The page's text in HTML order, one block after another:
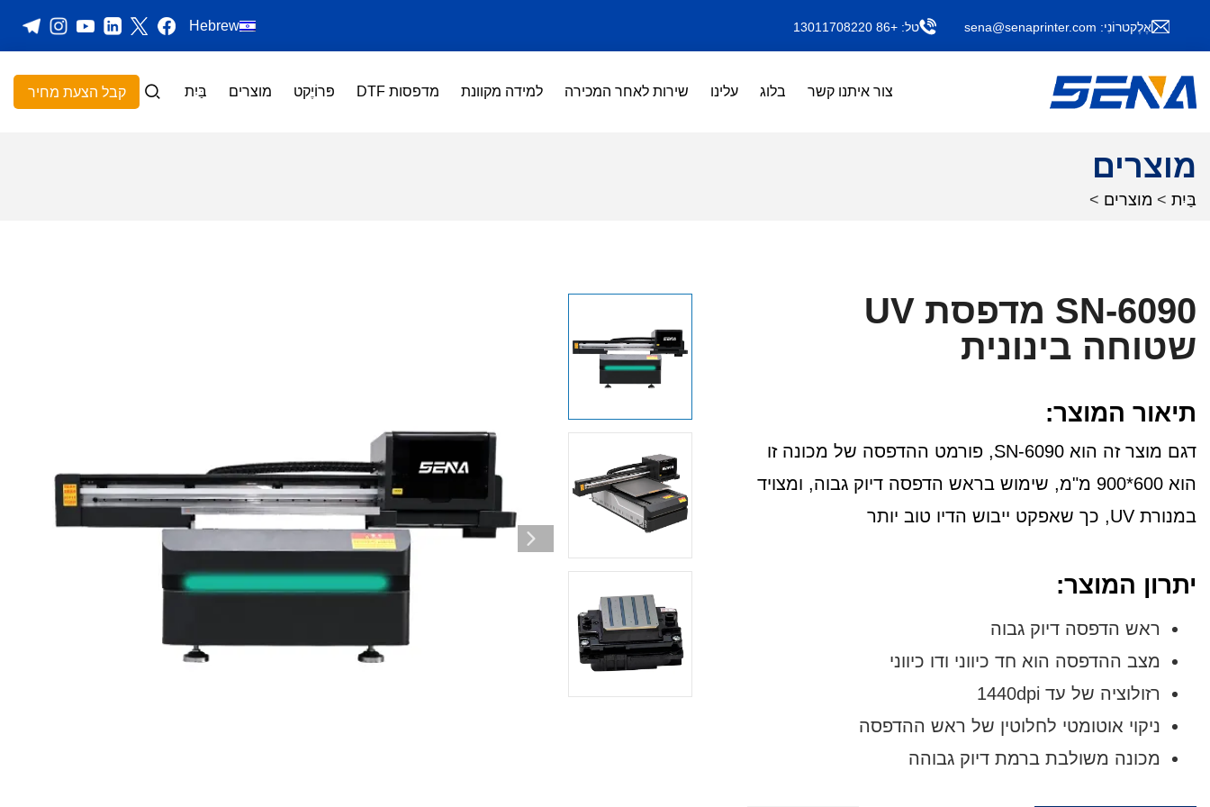
אֶלֶקטרוֹנִי: sena@senaprinter.com טל: +86 13011708220
Hebrew
בַּיִת מוצרים פּרוֹיֶקט מדפסות DTF למידה מקוונת שירות לאחר המכירה עלינו בלוג צור איתנו קשר קבל הצעת מחיר
מוצרים
בַּיִת > מוצרים >
SN-6090 מדפסת UV
שטוחה בינונית
תיאור המוצר:
דגם מוצר זה הוא SN-6090, פורמט ההדפסה של מכונה זו
הוא 600*900 מ"מ, שימוש בראש הדפסה דיוק גבוה, ומצויד
במנורת UV, כך שאפקט ייבוש הדיו טוב יותר
יתרון המוצר:
ראש הדפסה דיוק גבוה
מצב ההדפסה הוא חד כיווני ודו כיווני
רזולוציה של עד 1440dpi
ניקוי אוטומטי לחלוטין של ראש ההדפסה
מכונה משולבת ברמת דיוק גבוהה